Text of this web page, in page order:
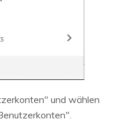
und wählen